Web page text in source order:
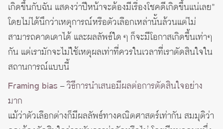
เกิดขึ้นกับฉัน แสดงว่าปีหน้าจะต้องมีเรื่องโชคดีเกิดขึ้นแน่เลย”
โดยไม่ได้นึกว่าเหตุการณ์หรือตัวเลือกเหล่านั้นล้วนแต่ไม่
สามารถคาดเดาได้ และผลลัพธ์ใด ๆ ก็จะมีโอกาสเกิดขึ้นเท่าๆ
กัน แต่เรามักจะไม่ใช้เหตุผลเท่าที่ควรในเวลาที่เราตัดสินใจใน
สถานการณ์แบบนี้
Framing bias –วิธีการนำเสนอมีผลต่อการตัดสินใจอย่าง
มาก
แม้ว่าตัวเลือกต่างก็มีผลลัพธ์ทางคณิตศาสตร์เท่ากัน สมมุติว่า